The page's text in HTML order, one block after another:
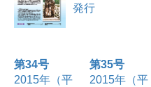
発行
第34号
2015年（平
第35号
2015年（平